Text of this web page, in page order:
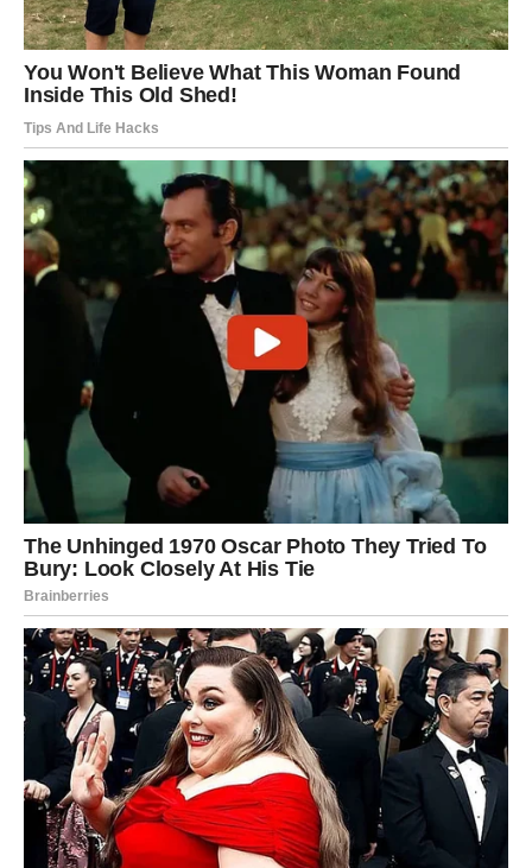
koči i otvorite vrata nečemu novom. Nešto što vas je
dugo mučilo konačno dobija epilog.
Prekid s nečim što vas iscrpljuje.
Iznenadna ponuda ili šansa.
Emotivni preokret — jasno vidite šta (i ko) vam treba.
Pomoć osoba koje poštujete.
Ljubavno, Device dolaze do tačke istine:odnos ili prelazi
na viši nivo ili se završava
. Slobodne Device privlače vrlo
inteligentnu osobu.
Poruka nedelje:
Ne bojte se promene — ona vas vodi gde treba da
budete.
VAGA
Nedelja ravnoteže, ljubavi i sudbinskih susreta
Vaga konačno dolazi do daha. Ova nedelja donosi balans,
olakšanje i osećaj da se stvari slažu na svoje mesto. U
ljubavi dolazi nešto posebno — poruka, poziv ili susret